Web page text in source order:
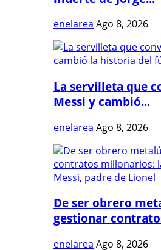
enelarea Ago 8, 2026
La servilleta que
Messi y cambió...
enelarea Ago 8, 2026
De ser obrero
gestionar
enelarea Ago 8, 2026